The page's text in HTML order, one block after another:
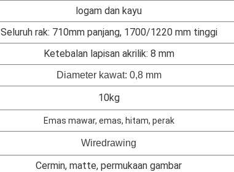
logam dan kayu
Seluruh rak: 710mm panjang, 1700/1220 mm tinggi
Ketebalan lapisan akrilik: 8 mm
Diameter kawat: 0,8 mm
10kg
Emas mawar, emas, hitam, perak
Wiredrawing
Cermin, matte, permukaan gambar